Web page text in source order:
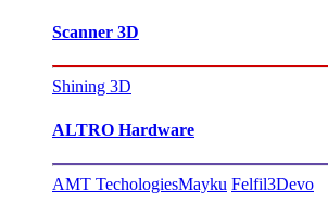
Scanner 3D
Shining 3D
ALTRO Hardware
AMT TechologiesMayku Felfil3Devo